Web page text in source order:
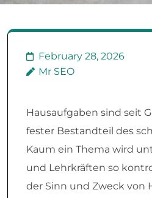
February 28, 2026
Mr SEO
Hausaufgaben sind seit
fester Bestandteil des
Kaum ein Thema wird
und Lehrkräften so
der Sinn und Zweck von